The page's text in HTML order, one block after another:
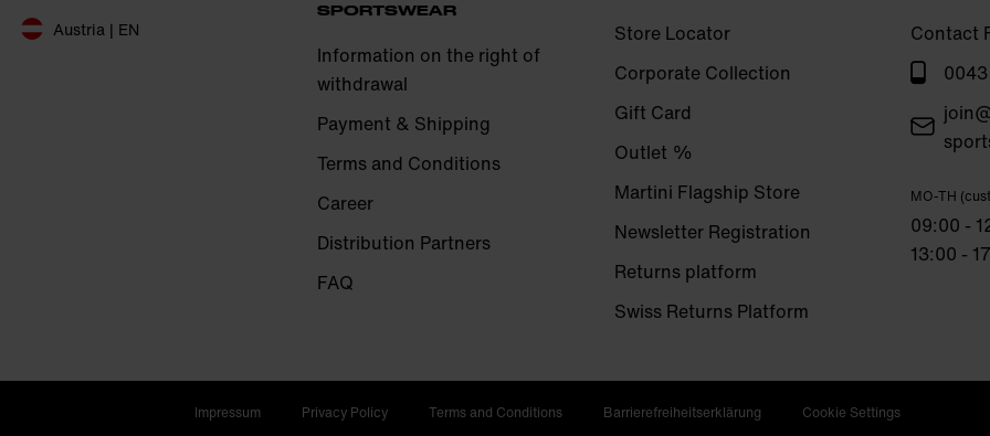
Austria | EN
SPORTSWEAR
Information on the right of
withdrawal
Payment & Shipping
Terms and Conditions
Career
Distribution Partners
FAQ
Store Locator
Corporate Collection
Gift Card
Outlet %
Martini Flagship Store
Newsletter Registration
Returns platform
Swiss Returns Platform
Contact
MO-TH
09:00 -
13:00 -
Impressum Privacy Policy Terms and Conditions Barrierefreiheitserklärung Cookie Settings